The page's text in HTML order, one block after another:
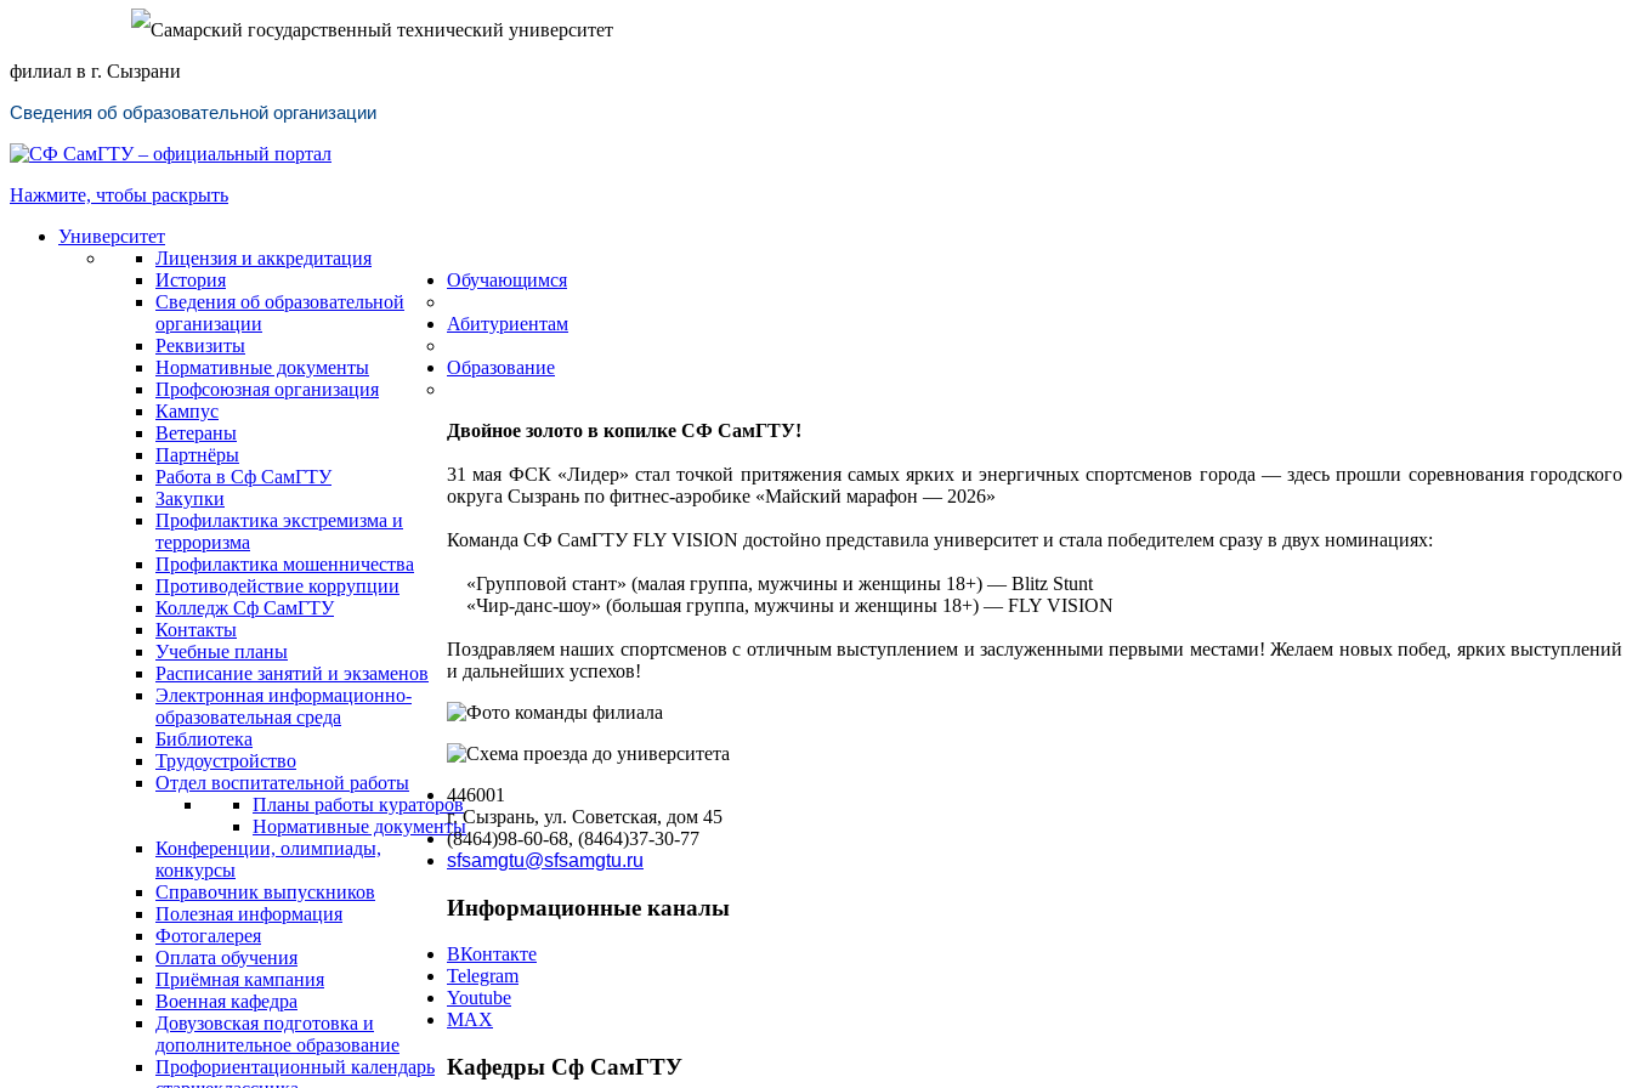
Самарский государственный технический университет
филиал в г. Сызрани
Сведения об образовательной организации
Нажмите, чтобы раскрыть
Университет
Лицензия и аккредитация
История
Сведения об образовательной
организации
Реквизиты
Нормативные документы
Профсоюзная организация
Кампус
Ветераны
Партнёры
Работа в Сф СамГТУ
Закупки
Профилактика экстремизма и
терроризма
Профилактика мошенничества
Противодействие коррупции
Колледж Сф СамГТУ
Контакты
Обучающимся
Учебные планы
Расписание занятий и экзаменов
Электронная информационно-
образовательная среда
Библиотека
Трудоустройство
Отдел воспитательной работы
Планы работы кураторов
Нормативные документы
Конференции, олимпиады,
конкурсы
Справочник выпускников
Полезная информация
Фотогалерея
Оплата обучения
Абитуриентам
Приёмная кампания
Военная кафедра
Довузовская подготовка и
дополнительное образование
Профориентационный календарь
Образование
Двойное золото в копилке СФ СамГТУ!
31 мая ФСК «Лидер» стал точкой притяжения самых ярких и энергичных спортсменов города — здесь прошли соревнования городского
округа Сызрань по фитнес-аэробике «Майский марафон — 2026»
Команда СФ СамГТУ FLY VISION достойно представила университет и стала победителем сразу в двух номинациях:
«Групповой стант» (малая группа, мужчины и женщины 18+) — Blitz Stunt
«Чир-данс-шоу» (большая группа, мужчины и женщины 18+) — FLY VISION
Поздравляем наших спортсменов с отличным выступлением и заслуженными первыми местами! Желаем новых побед, ярких выступлений
и дальнейших успехов!
446001
г. Сызрань, ул. Советская, дом 45
(8464)98-60-68, (8464)37-30-77
sfsamgtu@sfsamgtu.ru
Информационные каналы
ВКонтакте
Telegram
Youtube
MAX
Кафедры Сф СамГТУ